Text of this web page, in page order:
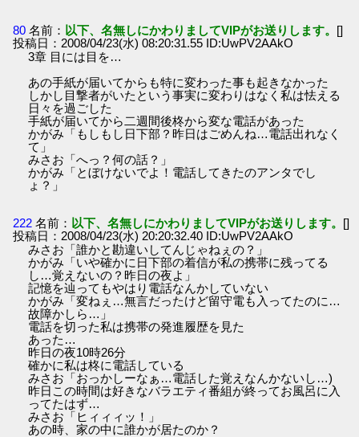
80 名前： 以下、名無しにかわりましてVIPがお送りします。 []
投稿日：2008/04/23(水) 08:20:31.55 ID:UwPV2AAkO
3章 目には目を…
あの手紙が届いてからも特に変わった事も起きなかった
しかし目撃者がいたという事実に変わりはなく私は怯える
日々を過ごした
手紙が届いてから二週間後柊から変な電話があった
かがみ「もしもし日下部？昨日はごめんね…電話出れなく
て」
みさお「へっ？何の話？」
かがみ「とぼけないでよ！電話してきたのアンタでし
ょ？」
222 名前： 以下、名無しにかわりましてVIPがお送りします。 []
投稿日：2008/04/23(水) 20:20:32.40 ID:UwPV2AAkO
みさお「誰かと勘違いしてんじゃねぇの？」
かがみ「いや確かに日下部の着信が私の携帯に残ってる
し…覚えないの？昨日の夜よ」
記憶を辿ってもやはり電話なんかしていない
かがみ「変ねぇ…無言だったけど留守電も入ってたのに…
故障かしら…」
電話を切った私は携帯の発進履歴を見た
あった…
昨日の夜10時26分
確かに私は柊に電話している
みさお「おっかしーなぁ…電話した覚えなんかないし…)
昨日この時間は好きなバラエティ番組が終ってお風呂に入
ってたはず…
みさお「ヒィィィッ！」
あの時、家の中に誰かが居たのか？